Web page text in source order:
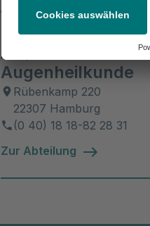
Asklepios Klinik Barmbek
Augenheilkunde
Rübenkamp 220
22307 Hamburg
(0 40) 18 18-82 28 31
Zur Abteilung